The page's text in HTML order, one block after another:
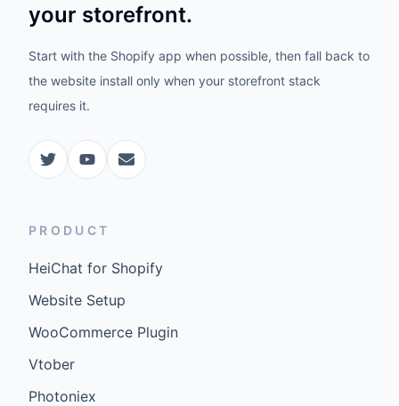
your storefront.
Start with the Shopify app when possible, then fall back to
the website install only when your storefront stack
requires it.
PRODUCT
HeiChat for Shopify
Website Setup
WooCommerce Plugin
Vtober
Photoniex